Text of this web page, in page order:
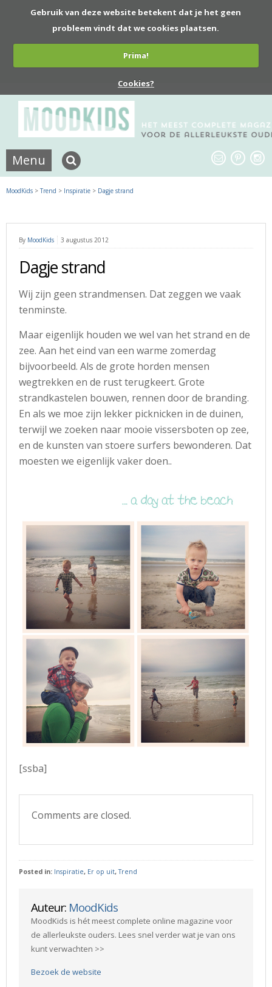
Gebruik van deze website betekent dat je het geen
probleem vindt dat we cookies plaatsen.
Prima!
Cookies?
Menu
MoodKids >Trend > Inspiratie > Dagje strand
By MoodKids 3 augustus 2012
Dagje strand
Wij zijn geen strandmensen. Dat zeggen we vaak
tenminste.
Maar eigenlijk houden we wel van het strand en de
zee. Aan het eind van een warme zomerdag
bijvoorbeeld. Als de grote horden mensen
wegtrekken en de rust terugkeert. Grote
strandkastelen bouwen, rennen door de branding.
En als we moe zijn lekker picknicken in de duinen,
terwijl we zoeken naar mooie vissersboten op zee,
en de kunsten van stoere surfers bewonderen. Dat
moesten we eigenlijk vaker doen..
[ssba]
Comments are closed.
Posted in: Inspiratie, Er op uit,Trend
Auteur: MoodKids
MoodKids is hét meest complete online magazine voor
de allerleukste ouders. Lees snel verder wat je van ons
kunt verwachten >>
Bezoek de website